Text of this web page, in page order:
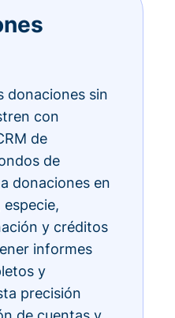
donaciones sin
con
de
de
donaciones en
y créditos
informes
y
precisión